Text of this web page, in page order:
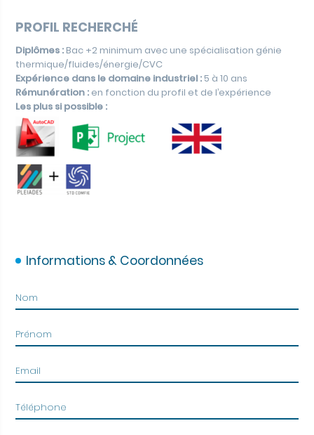
PROFIL RECHERCHÉ
Diplômes : Bac +2 minimum avec une spécialisation génie
thermique/fluides/énergie/CVC
Expérience dans le domaine industriel : 5 à 10 ans
Rémunération : en fonction du profil et de l’expérience
Les plus si possible :
Informations & Coordonnées